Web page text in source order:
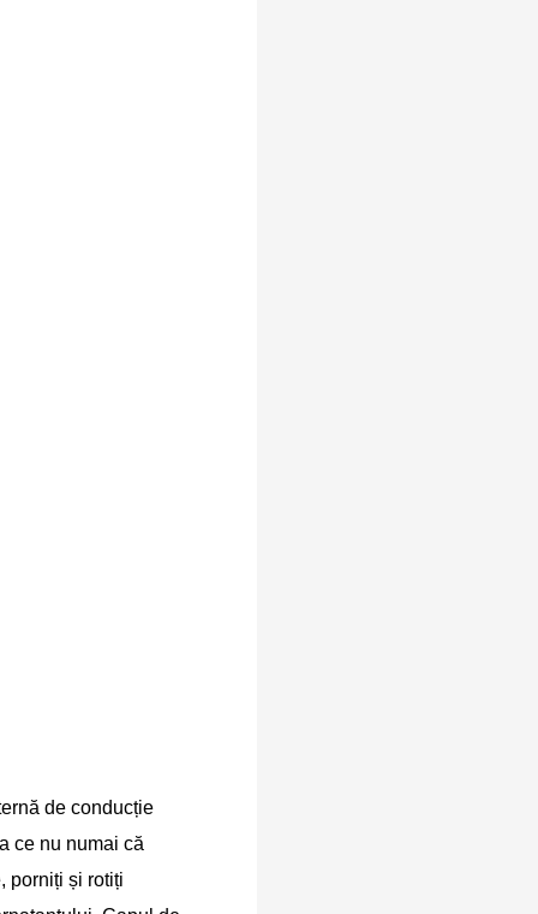
de conducție
ce nu numai că
porniți și rotiți